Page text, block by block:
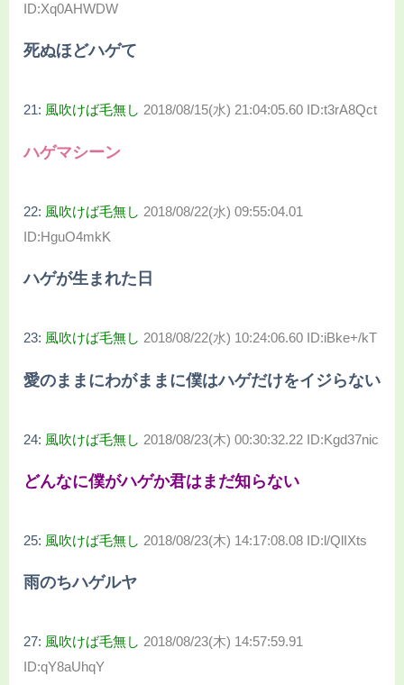
ID:Xq0AHWDW
死ぬほどハゲて
21: 風吹けば毛無し 2018/08/15(水) 21:04:05.60 ID:t3rA8Qct
ハゲマシーン
22: 風吹けば毛無し 2018/08/22(水) 09:55:04.01
ID:HguO4mkK
ハゲが生まれた日
23: 風吹けば毛無し 2018/08/22(水) 10:24:06.60 ID:iBke+/kT
愛のままにわがままに僕はハゲだけをイジらない
24: 風吹けば毛無し 2018/08/23(木) 00:30:32.22 ID:Kgd37nic
どんなに僕がハゲか君はまだ知らない
25: 風吹けば毛無し 2018/08/23(木) 14:17:08.08 ID:l/QlIXts
雨のちハゲルヤ
27: 風吹けば毛無し 2018/08/23(木) 14:57:59.91
ID:qY8aUhqY